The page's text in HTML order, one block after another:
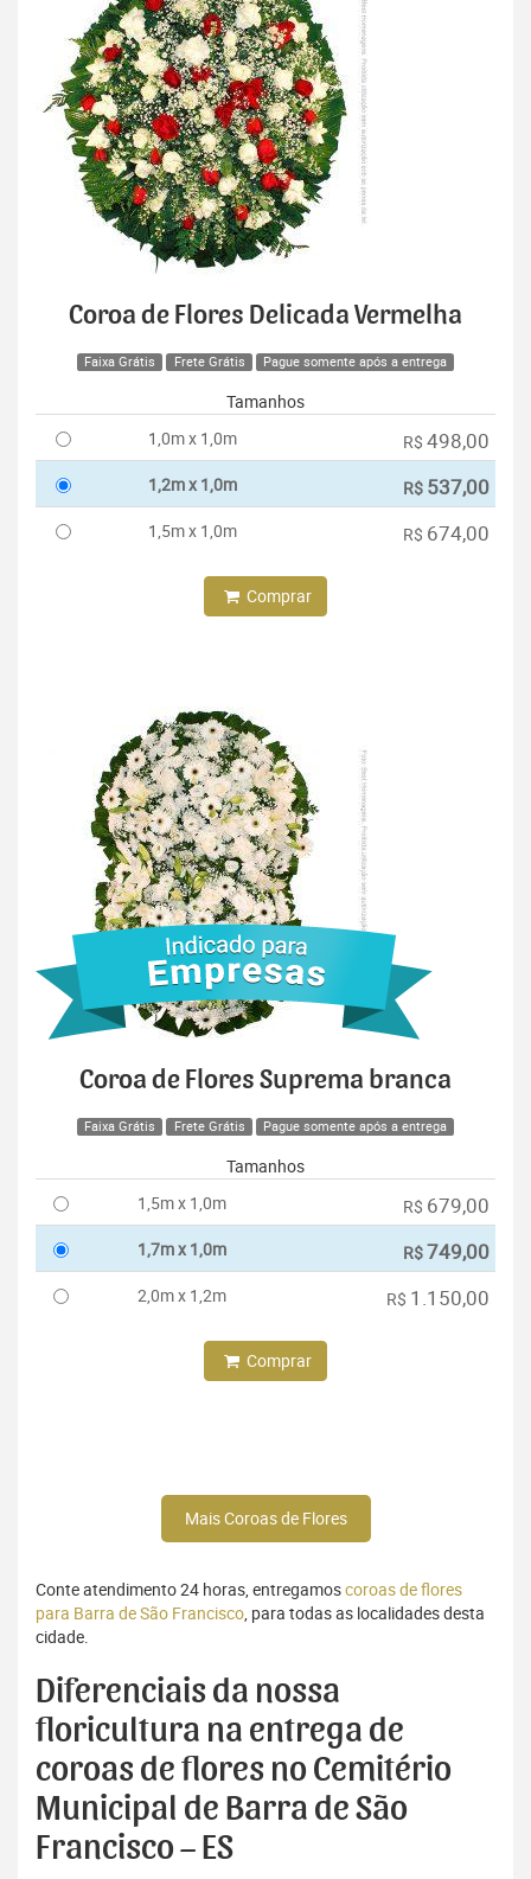
Coroa de Flores Delicada Vermelha
Faixa Grátis Frete Grátis Pague somente após a entrega
Tamanhos
1,0m x 1,0m
R$ 498,00
1,2m x 1,0m R$ 537,00
1,5m x 1,0m R$ 674,00
Comprar
Coroa de Flores Suprema branca
Faixa Grátis Frete Grátis Pague somente após a entrega
Tamanhos
1,5m x 1,0m
R$ 679,00
1,7m x 1,0m R$749,00
2,0m x 1,2m R$ 1.150,00
Comprar
Mais Coroas de Flores
Conte atendimento 24 horas, entregamoscoroas de flores
para Barra de São Francisco, para todas as localidades desta
cidade.
Diferenciais da nossa
floricultura na entrega de
coroas de flores no Cemitério
Municipal de Barra de São
Francisco – ES